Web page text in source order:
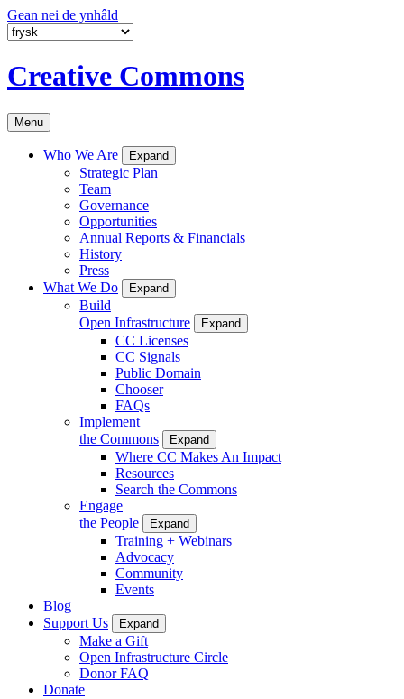
Gean nei de ynhâld
Creative Commons
Menu
Who We Are Expand
Strategic Plan
Team
Governance
Opportunities
Annual Reports & Financials
History
Press
What We Do
Expand
Build
Open Infrastructure
Expand
CC Licenses
CC Signals
Public Domain
Chooser
FAQs
Implement
the Commons
Expand
Where CC Makes An Impact
Resources
Search the Commons
Engage
the People
Expand
Training + Webinars
Advocacy
Community
Events
Blog
Support Us
Expand
Make a Gift
Open Infrastructure Circle
Donor FAQ
Donate